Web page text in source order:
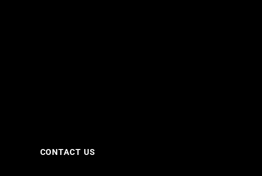
CONTACT US